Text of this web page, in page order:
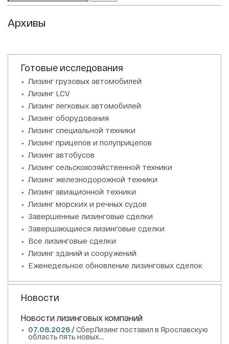
Архивы
Готовые исследования
Лизинг грузовых автомобилей
Лизинг LCV
Лизинг легковых автомобилей
Лизинг оборудования
Лизинг специальной техники
Лизинг прицепов и полуприцепов
Лизинг автобусов
Лизинг сельскохозяйственной техники
Лизинг железнодорожной техники
Лизинг авиационной техники
Лизинг морских и речных судов
Завершенные лизинговые сделки
Завершающиеся лизинговые сделки
Все лизинговые сделки
Лизинг зданий и сооружений
Еженедельное обновление лизинговых сделок
Новости
Новости лизинговых компаний
07.08.2026 /СберЛизинг поставил в Ярославскую
область пять новых...